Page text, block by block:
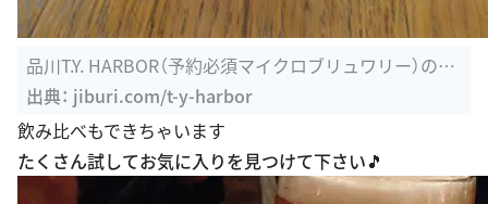
品川T.Y. HARBOR（予約必須マイクロブリュワリー）の裏
メニュー ...
出典： jiburi.com/t-y-harbor
飲み比べもできちゃいます
たくさん試してお気に入りを見つけて下さい🎵